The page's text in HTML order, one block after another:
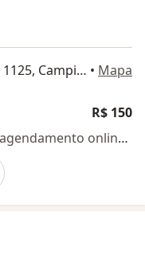
Rua Capitão João Alves de Lira 1125, Campina Grande • Mapa
R$ 150
Esse especialista não oferece agendamento online para esse endereço.